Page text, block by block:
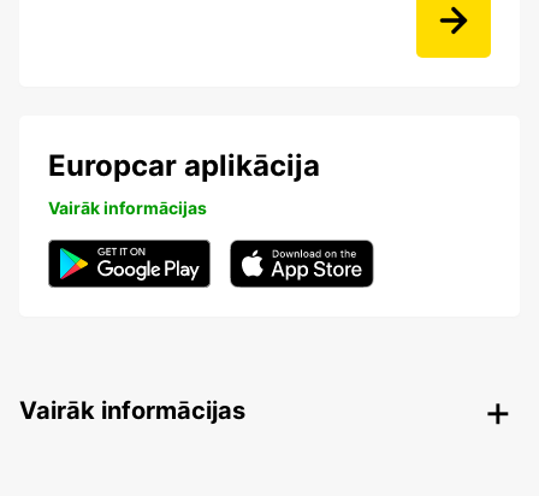
Europcar aplikācija
Vairāk informācijas
Vairāk informācijas